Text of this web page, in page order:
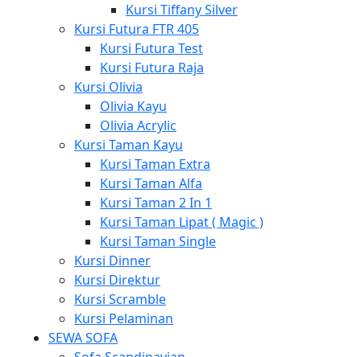
Kursi Tiffany Silver
Kursi Futura FTR 405
Kursi Futura Test
Kursi Futura Raja
Kursi Olivia
Olivia Kayu
Olivia Acrylic
Kursi Taman Kayu
Kursi Taman Extra
Kursi Taman Alfa
Kursi Taman 2 In 1
Kursi Taman Lipat ( Magic )
Kursi Taman Single
Kursi Dinner
Kursi Direktur
Kursi Scramble
Kursi Pelaminan
SEWA SOFA